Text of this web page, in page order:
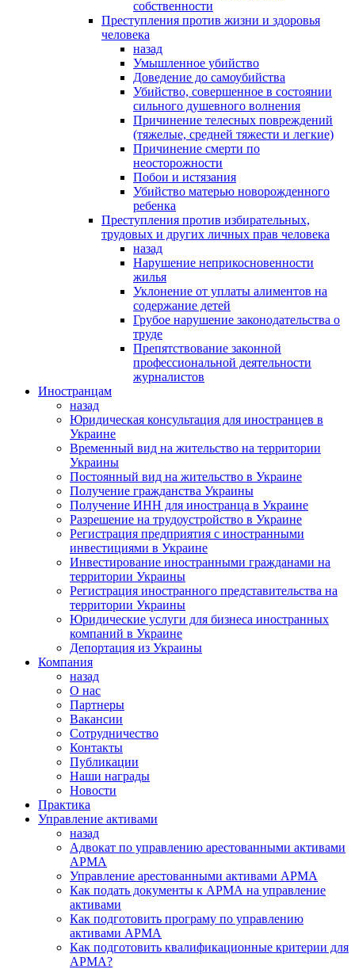
собственности
Преступления против жизни и здоровья
человека
назад
Умышленное убийство
Доведение до самоубийства
Убийство, совершенное в состоянии
сильного душевного волнения
Причинение телесных повреждений
(тяжелые, средней тяжести и легкие)
Причинение смерти по
неосторожности
Побои и истязания
Убийство матерью новорожденного
ребенка
Преступления против избирательных,
трудовых и других личных прав человека
назад
Нарушение неприкосновенности
жилья
Уклонение от уплаты алиментов на
содержание детей
Грубое нарушение законодательства о
труде
Препятствование законной
профессиональной деятельности
журналистов
Иностранцам
назад
Юридическая консультация для иностранцев в
Украине
Временный вид на жительство на территории
Украины
Постоянный вид на жительство в Украине
Получение гражданства Украины
Получение ИНН для иностранца в Украине
Разрешение на трудоустройство в Украине
Регистрация предприятия с иностранными
инвестициями в Украине
Инвестирование иностранными гражданами на
территории Украины
Регистрация иностранного представительства на
территории Украины
Юридические услуги для бизнеса иностранных
компаний в Украине
Депортация из Украины
Компания
назад
О нас
Партнеры
Вакансии
Сотрудничество
Контакты
Публикации
Наши награды
Новости
Практика
Управление активами
назад
Адвокат по управлению арестованными активами
АРМА
Управление арестованными активами АРМА
Как подать документы к АРМА на управление
активами
Как подготовить програму по управлению
активами АРМА
Как подготовить квалификационные критерии для
АРМА?